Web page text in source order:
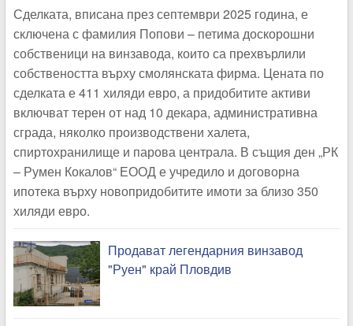
Сделката, вписана през септември 2025 година, е
сключена с фамилия Попови – петима доскорошни
собственици на винзавода, които са прехвърлили
собствеността върху смолянската фирма. Цената по
сделката е 411 хиляди евро, а придобитите активи
включват терен от над 10 декара, административна
сграда, няколко производствени халета,
спиртохранилище и парова централа. В същия ден „РК
– Румен Кокалов“ ЕООД е учредило и договорна
ипотека върху новопридобитите имоти за близо 350
хиляди евро.
Продават легендарния винзавод
"Руен" край Пловдив